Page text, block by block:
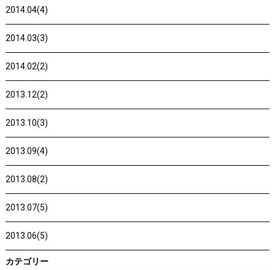
2014.04(4)
2014.03(3)
2014.02(2)
2013.12(2)
2013.10(3)
2013.09(4)
2013.08(2)
2013.07(5)
2013.06(5)
カテゴリー